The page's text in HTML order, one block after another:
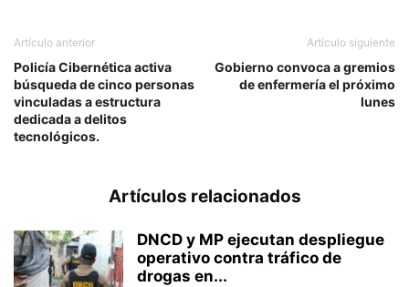
Artículo anterior
Policía Cibernética activa
búsqueda de cinco personas
vinculadas a estructura
dedicada a delitos
tecnológicos.
Artículo siguiente
Gobierno convoca a gremios
de enfermería el próximo
lunes
Artículos relacionados
DNCD y MP ejecutan despliegue
operativo contra tráfico de
drogas en...